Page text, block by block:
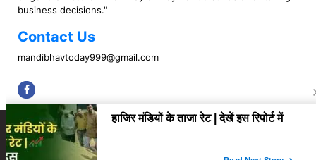
business decisions."
Contact Us
mandibhavtoday999@gmail.com
Copyright © 2023 Mandi Bhav Today. All rights Reserved. Powered by TIMES
About Us